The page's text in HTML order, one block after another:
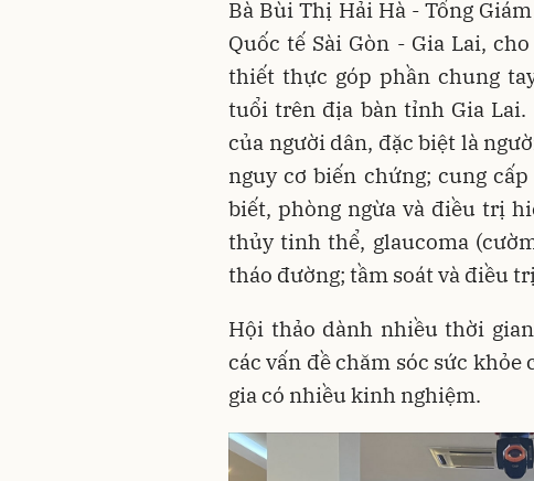
Bà Bùi Thị Hải Hà - Tổng
Quốc tế Sài Gòn - Gia Lai,
thiết thực góp phần chung
tuổi trên địa bàn tỉnh Gia
của người dân, đặc biệt là
nguy cơ biến chứng; cung
biết, phòng ngừa và điều trị
thủy tinh thể, glaucoma
tháo đường; tầm soát và điều
Hội thảo dành nhiều thời
các vấn đề chăm sóc sức
gia có nhiều kinh nghiệm.